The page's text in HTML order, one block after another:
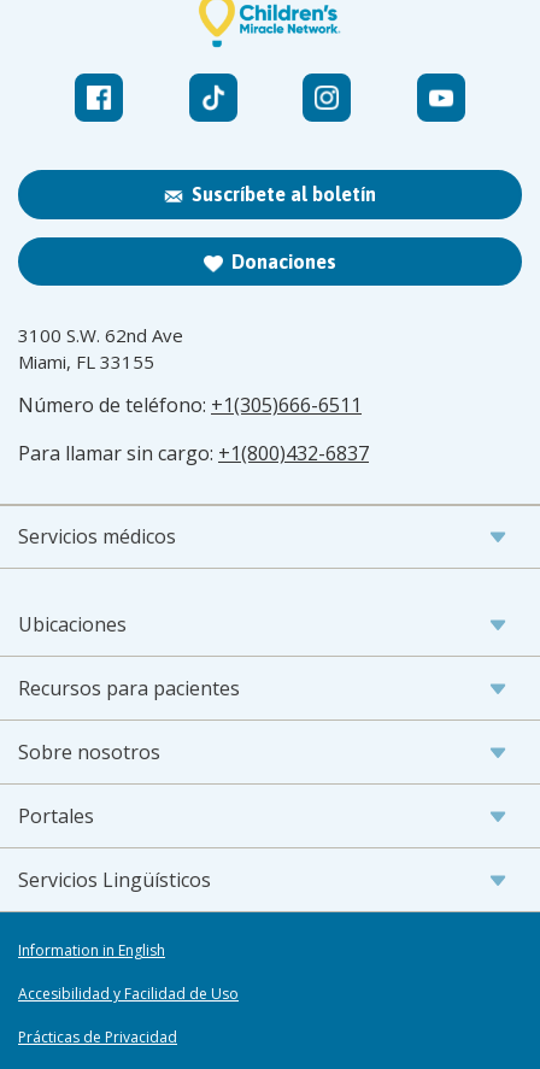
Suscríbete al boletín
Donaciones
3100 S.W. 62nd Ave
Miami, FL 33155
Número de teléfono: +1(305)666-6511
Para llamar sin cargo: +1(800)432-6837
Servicios médicos
Ubicaciones
Recursos para pacientes
Sobre nosotros
Portales
Servicios Lingüísticos
Information in English
Accesibilidad y Facilidad de Uso
Prácticas de Privacidad